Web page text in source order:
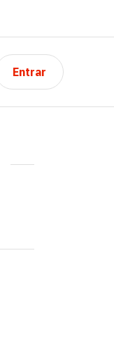
Entrar